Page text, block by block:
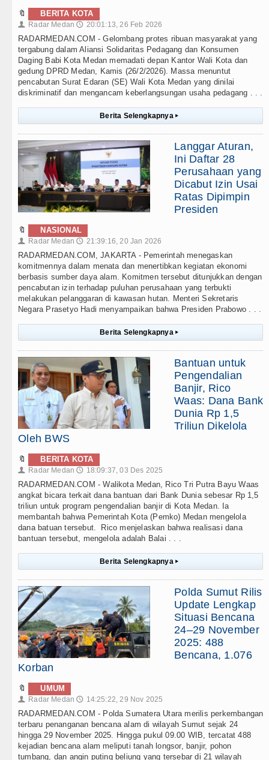
🔖 BERITA KOTA
👤 Radar Medan 🕔 20:01:13, 26 Feb 2026
RADARMEDAN.COM - Gelombang protes ribuan masyarakat yang
tergabung dalam Aliansi Solidaritas Pedagang dan Konsumen
Daging Babi Kota Medan memadati depan Kantor Wali Kota dan
gedung DPRD Medan, Kamis (26/2/2026). Massa menuntut
pencabutan Surat Edaran (SE) Wali Kota Medan yang dinilai
diskriminatif dan mengancam keberlangsungan usaha pedagang . . .
Berita Selengkapnya ▸
Langgar Aturan,
Ini Daftar 28
Perusahaan yang
Dicabut Izin Usai
Ratas Dipimpin
Presiden
🔖 NASIONAL
👤 Radar Medan 🕔 21:39:16, 20 Jan 2026
RADARMEDAN.COM, JAKARTA - Pemerintah menegaskan
komitmennya dalam menata dan menertibkan kegiatan ekonomi
berbasis sumber daya alam. Komitmen tersebut ditunjukkan dengan
pencabutan izin terhadap puluhan perusahaan yang terbukti
melakukan pelanggaran di kawasan hutan. Menteri Sekretaris
Negara Prasetyo Hadi menyampaikan bahwa Presiden Prabowo . . .
Berita Selengkapnya ▸
Bantuan untuk
Pengendalian
Banjir, Rico
Waas: Dana Bank
Dunia Rp 1,5
Triliun Dikelola
Oleh BWS
🔖 BERITA KOTA
👤 Radar Medan 🕔 18:09:37, 03 Des 2025
RADARMEDAN.COM - Walikota Medan, Rico Tri Putra Bayu Waas
angkat bicara terkait dana bantuan dari Bank Dunia sebesar Rp 1,5
triliun untuk program pengendalian banjir di Kota Medan. Ia
membantah bahwa Pemerintah Kota (Pemko) Medan mengelola
dana batuan tersebut. Rico menjelaskan bahwa realisasi dana
bantuan tersebut, mengelola adalah Balai . . .
Berita Selengkapnya ▸
Polda Sumut Rilis
Update Lengkap
Situasi Bencana
24–29 November
2025: 488
Bencana, 1.076
Korban
🔖 UMUM
👤 Radar Medan 🕔 14:25:22, 29 Nov 2025
RADARMEDAN.COM - Polda Sumatera Utara merilis perkembangan
terbaru penanganan bencana alam di wilayah Sumut sejak 24
hingga 29 November 2025. Hingga pukul 09.00 WIB, tercatat 488
kejadian bencana alam meliputi tanah longsor, banjir, pohon
tumbang, dan angin puting beliung yang tersebar di 21 wilayah